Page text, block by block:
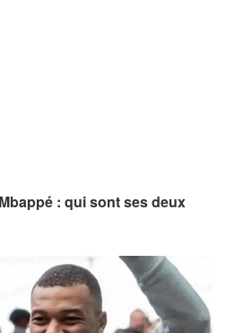
: qui sont ses deux